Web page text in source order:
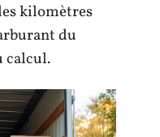
kilomètres
du
calcul.